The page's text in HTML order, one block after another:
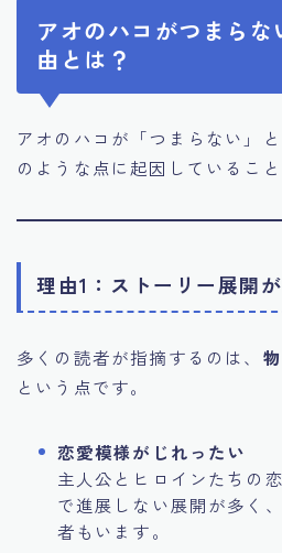
アオのハコがつまらな
由とは？
アオのハコが「つまらない」
のような点に起因していること
理由1：ストーリー展開
多くの読者が指摘するのは、
という点です。
恋愛模様がじれったい
主人公とヒロインたちの
で進展しない展開が多く
者もいます。